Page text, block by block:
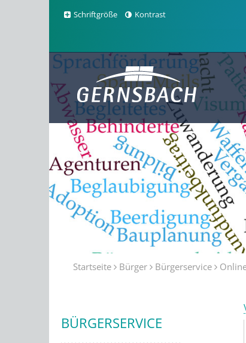
Schriftgröße Kontrast
Startseite Bürger Bürgerservice
BÜRGERSERVICE